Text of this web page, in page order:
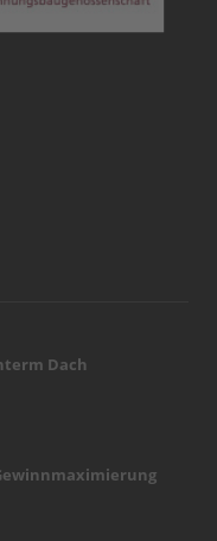
Dach